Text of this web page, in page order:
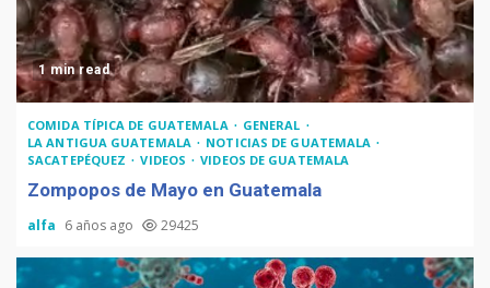
1 min read
COMIDA TÍPICA DE GUATEMALA
GENERAL
LA ANTIGUA GUATEMALA
NOTICIAS DE GUATEMALA
SACATEPÉQUEZ
VIDEOS VIDEOS DE GUATEMALA
Zompopos de Mayo en Guatemala
alfa 6 años ago 29425